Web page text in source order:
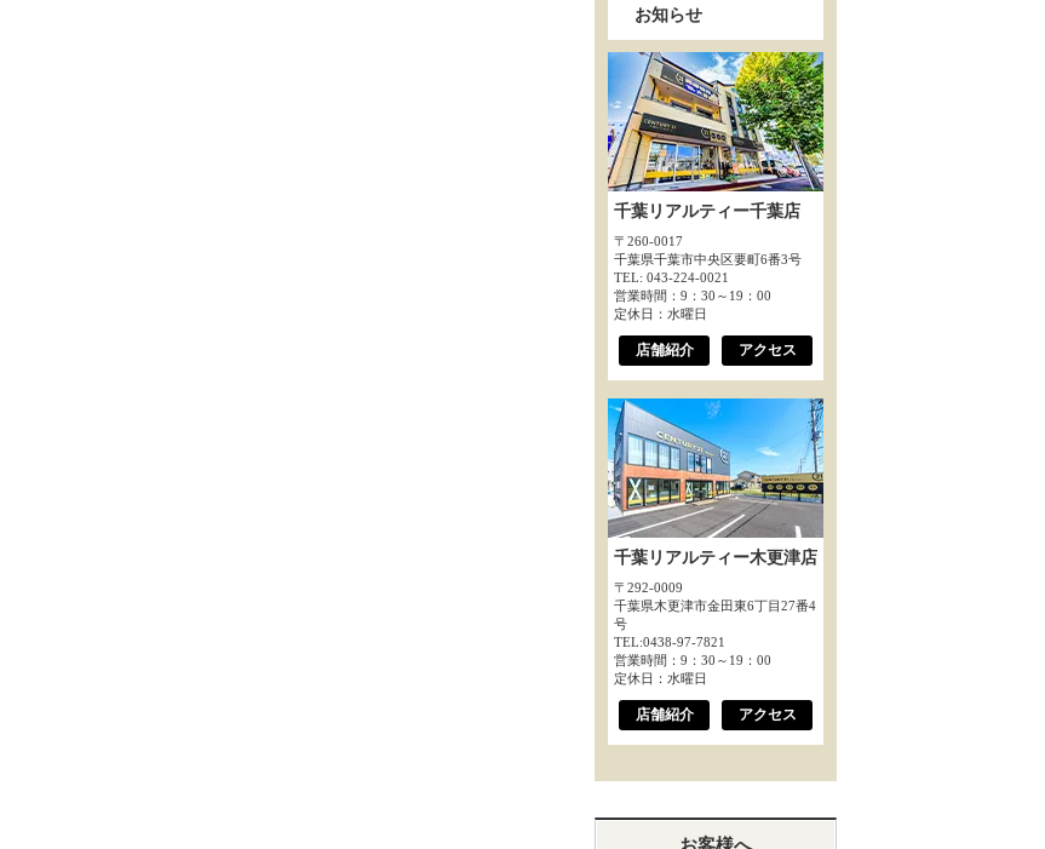
お知らせ
千葉リアルティー千葉店
〒260-0017
千葉県千葉市中央区要町6番3号
TEL: 043-224-0021
営業時間：9：30～19：00
定休日：水曜日
店舗紹介 アクセス
千葉リアルティー木更津店
〒292-0009
千葉県木更津市金田東6丁目27番4
号
TEL:0438-97-7821
営業時間：9：30～19：00
定休日：水曜日
店舗紹介 アクセス